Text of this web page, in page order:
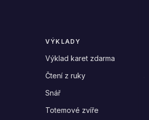
VÝKLADY
Výklad karet zdarma
Čtení z ruky
Snář
Totemové zvíře